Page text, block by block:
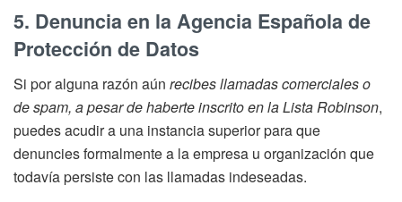
5. Denuncia en la Agencia Española de
Protección de Datos
Si por alguna razón aún recibes llamadas comerciales o
de spam, a pesar de haberte inscrito en la Lista Robinson,
puedes acudir a una instancia superior para que
denuncies formalmente a la empresa u organización que
todavía persiste con las llamadas indeseadas.